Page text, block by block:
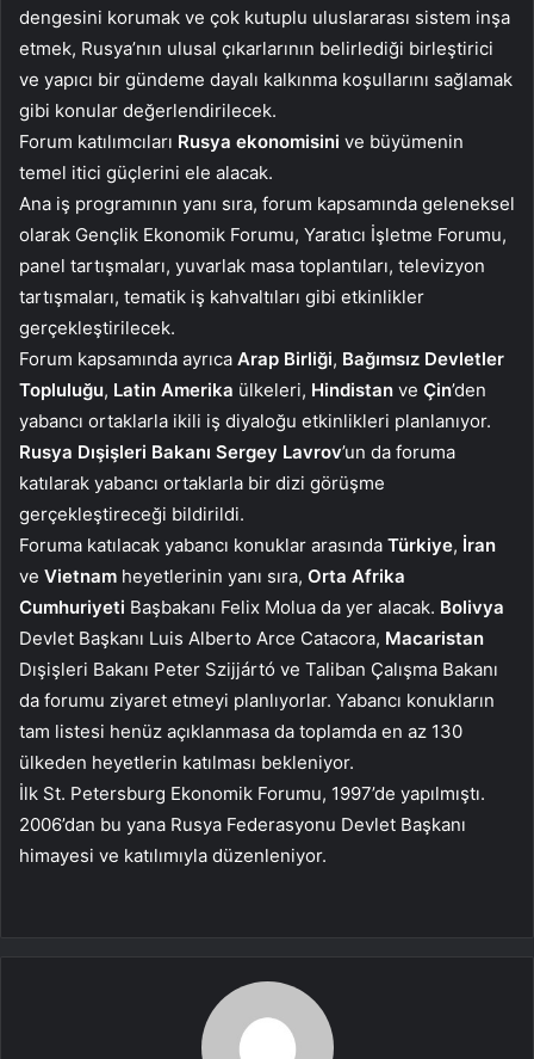
dengesini korumak ve çok kutuplu uluslararası sistem inşa
etmek, Rusya’nın ulusal çıkarlarının belirlediği birleştirici
ve yapıcı bir gündeme dayalı kalkınma koşullarını sağlamak
gibi konular değerlendirilecek.
Forum katılımcıları Rusya ekonomisini ve büyümenin
temel itici güçlerini ele alacak.
Ana iş programının yanı sıra, forum kapsamında geleneksel
olarak Gençlik Ekonomik Forumu, Yaratıcı İşletme Forumu,
panel tartışmaları, yuvarlak masa toplantıları, televizyon
tartışmaları, tematik iş kahvaltıları gibi etkinlikler
gerçekleştirilecek.
Forum kapsamında ayrıca Arap Birliği, Bağımsız Devletler
Topluluğu, Latin Amerika ülkeleri, Hindistan ve Çin’den
yabancı ortaklarla ikili iş diyaloğu etkinlikleri planlanıyor.
Rusya Dışişleri Bakanı Sergey Lavrov’un da foruma
katılarak yabancı ortaklarla bir dizi görüşme
gerçekleştireceği bildirildi.
Foruma katılacak yabancı konuklar arasında Türkiye, İran
ve Vietnam heyetlerinin yanı sıra, Orta Afrika
Cumhuriyeti Başbakanı Felix Molua da yer alacak. Bolivya
Devlet Başkanı Luis Alberto Arce Catacora, Macaristan
Dışişleri Bakanı Peter Szijjártó ve Taliban Çalışma Bakanı
da forumu ziyaret etmeyi planlıyorlar. Yabancı konukların
tam listesi henüz açıklanmasa da toplamda en az 130
ülkeden heyetlerin katılması bekleniyor.
İlk St. Petersburg Ekonomik Forumu, 1997’de yapılmıştı.
2006’dan bu yana Rusya Federasyonu Devlet Başkanı
himayesi ve katılımıyla düzenleniyor.